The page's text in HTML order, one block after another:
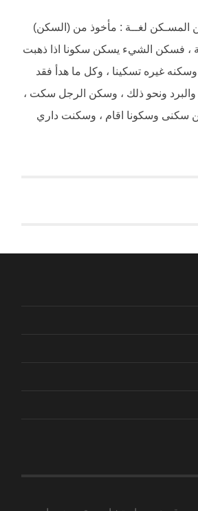
المسـكن لغــة : مأخوذ من (السكن)
، فسكن الشيء يسكن سكونا اذا ذهبت
غيره تسكينا ، وكل ما هدأ فقد
والبرد ونحو ذلك ، وسكن الرجل سكت ،
سكنى وسكونا اقام ، وسكنت داري